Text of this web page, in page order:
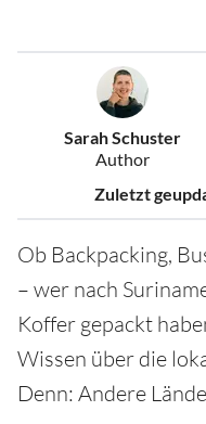
Sarah Schuster
Author
Zuletzt
Ob Backpacking,
– wer nach
Koffer gepackt
Wissen über die
Denn: Andere